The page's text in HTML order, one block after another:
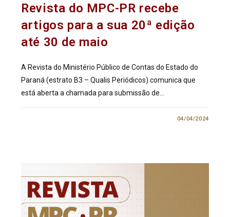
Revista do MPC-PR recebe
artigos para a sua 20ª edição
até 30 de maio
A Revista do Ministério Público de Contas do Estado do
Paraná (estrato B3 – Qualis Periódicos) comunica que
está aberta a chamada para submissão de…
04/04/2024